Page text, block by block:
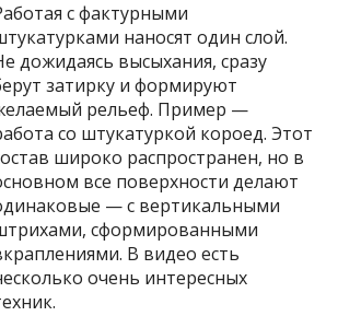
с фактурными
наносят один слой.
дожидаясь высыхания, сразу
затирку и формируют
рельеф. Пример —
со штукатуркой короед. Этот
широко распространен, но в
все поверхности делают
— с вертикальными
сформированными
В видео есть
очень интересных